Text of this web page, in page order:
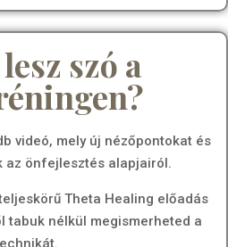
szó a
videó, mely új nézőpontokat és
az önfejlesztés alapjairól.
Theta Healing előadás
tabuk nélkül megismerheted a